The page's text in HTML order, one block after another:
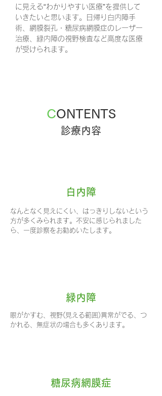
に見える“わかりやすい医療”を提供して
いきたいと思います。日帰り白内障手
術、網膜裂孔・糖尿病網膜症のレーザー
治療、緑内障の視野検査など高度な医療
が受けられます。
CONTENTS
診療内容
白内障
なんとなく見えにくい、はっきりしないという
方が多くみられます。不安に感じられました
ら、一度診察をお勧めいたします。
​緑内障
眼がかすむ、視野(見える範囲)異常がでる、つ
かれる、無症状の場合も多くあります。
糖尿病網膜症